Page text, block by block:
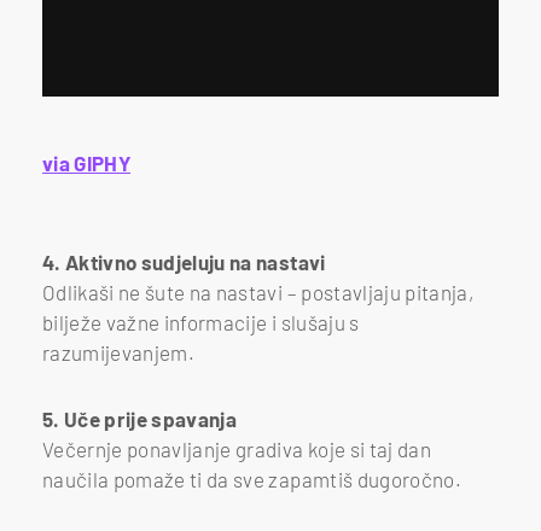
via GIPHY
4. Aktivno sudjeluju na nastavi
Odlikaši ne šute na nastavi – postavljaju pitanja,
bilježe važne informacije i slušaju s
razumijevanjem.
5. Uče prije spavanja
Večernje ponavljanje gradiva koje si taj dan
naučila pomaže ti da sve zapamtiš dugoročno.